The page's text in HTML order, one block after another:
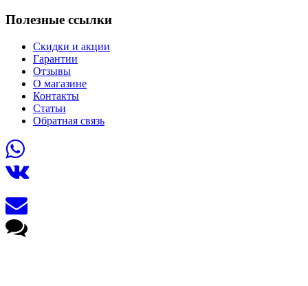
Полезные ссылки
Скидки и акции
Гарантии
Отзывы
О магазине
Контакты
Статьи
Обратная связь